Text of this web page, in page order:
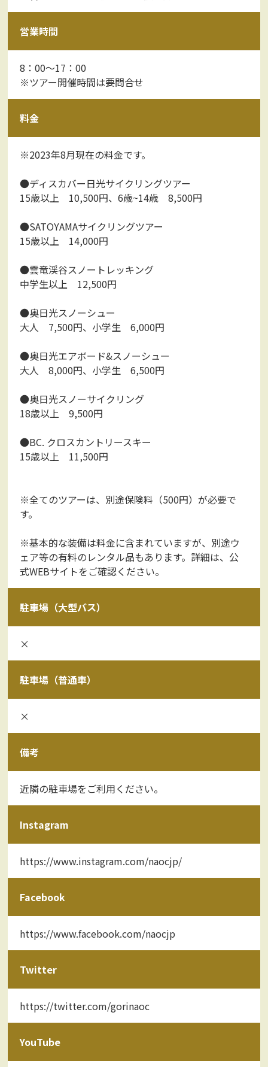
営業時間
8：00～17：00
※ツアー開催時間は要問合せ
料金
※2023年8月現在の料金です。
●ディスカバー日光サイクリングツアー
15歳以上 10,500円、6歳~14歳 8,500円
●SATOYAMAサイクリングツアー
15歳以上 14,000円
●雲竜渓谷スノートレッキング
中学生以上 12,500円
●奥日光スノーシュー
大人 7,500円、小学生 6,000円
●奥日光エアボード&スノーシュー
大人 8,000円、小学生 6,500円
●奥日光スノーサイクリング
18歳以上 9,500円
●BC. クロスカントリースキー
15歳以上 11,500円
※全てのツアーは、別途保険料（500円）が必要で
す。
※基本的な装備は料金に含まれていますが、別途ウ
ェア等の有料のレンタル品もあります。詳細は、公
式WEBサイトをご確認ください。
駐車場（大型バス）
×
駐車場（普通車）
×
備考
近隣の駐車場をご利用ください。
Instagram
https://www.instagram.com/naocjp/
Facebook
https://www.facebook.com/naocjp
Twitter
https://twitter.com/gorinaoc
YouTube